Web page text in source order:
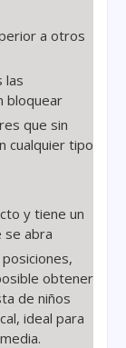
a otros
las
bloquear
que sin
cualquier tipo
y tiene un
se abra
obtener
de niños
ideal para